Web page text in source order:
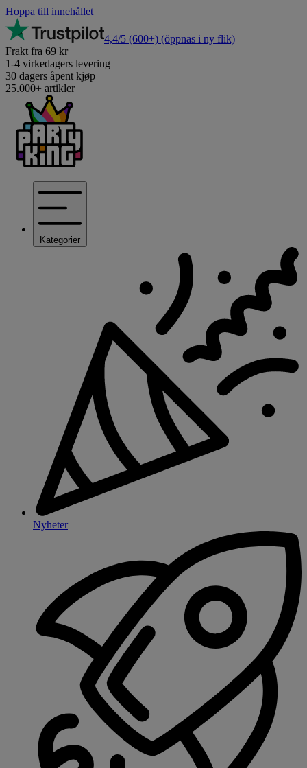
Hoppa till innehållet
4,4/5 (600+) (öppnas i ny flik)
Frakt fra 69 kr
1-4 virkedagers levering
30 dagers åpent kjøp
25.000+ artikler
Kategorier
Nyheter